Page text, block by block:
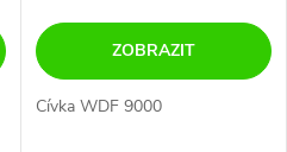
ZOBRAZIT
Cívka WDF 9000